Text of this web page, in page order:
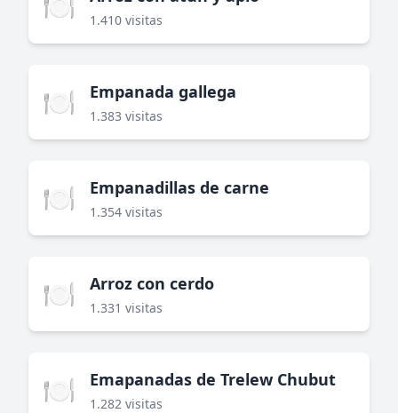
1.410 visitas
🍽️ Empanada gallega
1.383 visitas
🍽️ Empanadillas de carne
1.354 visitas
🍽️ Arroz con cerdo
1.331 visitas
🍽️ Emapanadas de Trelew Chubut
1.282 visitas